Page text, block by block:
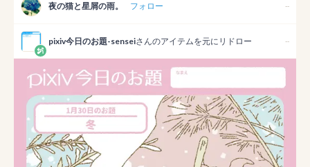
夜の猫と星屑の雨。 フォロー --
pixiv今日のお題-senseiさんのアイテムを元にリドロー --